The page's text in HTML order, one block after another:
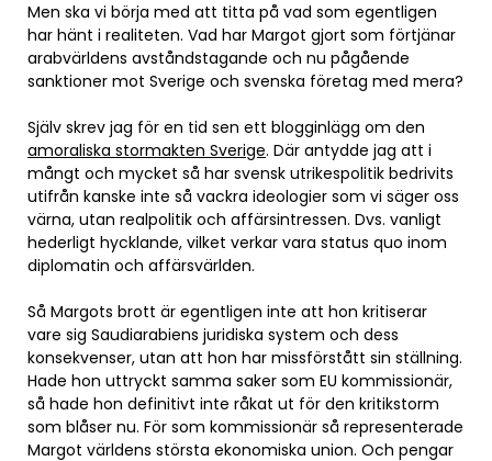
Men ska vi börja med att titta på vad som egentligen
har hänt i realiteten. Vad har Margot gjort som förtjänar
arabvärldens avståndstagande och nu pågående
sanktioner mot Sverige och svenska företag med mera?
Själv skrev jag för en tid sen ett blogginlägg om den
amoraliska stormakten Sverige. Där antydde jag att i
mångt och mycket så har svensk utrikespolitik bedrivits
utifrån kanske inte så vackra ideologier som vi säger oss
värna, utan realpolitik och affärsintressen. Dvs. vanligt
hederligt hycklande, vilket verkar vara status quo inom
diplomatin och affärsvärlden.
Så Margots brott är egentligen inte att hon kritiserar
vare sig Saudiarabiens juridiska system och dess
konsekvenser, utan att hon har missförstått sin ställning.
Hade hon uttryckt samma saker som EU kommissionär,
så hade hon definitivt inte råkat ut för den kritikstorm
som blåser nu. För som kommissionär så representerade
Margot världens största ekonomiska union. Och pengar